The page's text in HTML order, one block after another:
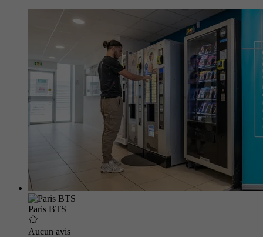
Paris BTS
Aucun avis